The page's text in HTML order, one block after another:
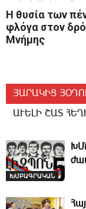
Η θυσία των
φλόγα στον
Μνήμης
ՅԱՐԱԿԻՑ
ԱՒԵԼԻ ՇԱՏ
ԽՄԲԱԳՐԱԿԱՆ